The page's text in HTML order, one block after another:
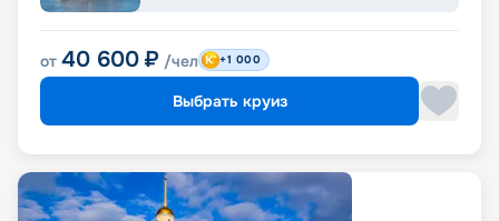
от 40 600 ₽ /чел +1 000
Выбрать круиз